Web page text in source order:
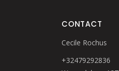
CONTACT
Cecile Rochus
+32479292836